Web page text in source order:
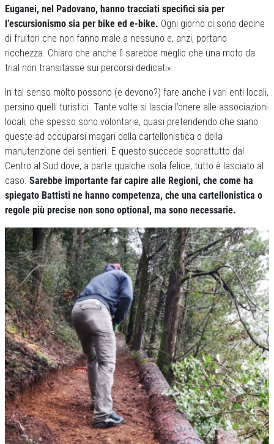
Euganei, nel Padovano, hanno tracciati specifici sia per
l’escursionismo sia per bike ed e-bike. Ogni giorno ci sono decine
di fruitori che non fanno male a nessuno e, anzi, portano
ricchezza. Chiaro che anche lì sarebbe meglio che una moto da
trial non transitasse sui percorsi dedicati».
In tal senso molto possono (e devono?) fare anche i vari enti locali,
persino quelli turistici. Tante volte si lascia l’onere alle associazioni
locali, che spesso sono volontarie, quasi pretendendo che siano
queste ad occuparsi magari della cartellonistica o della
manutenzione dei sentieri. E questo succede soprattutto dal
Centro al Sud dove, a parte qualche isola felice, tutto è lasciato al
caso. Sarebbe importante far capire alle Regioni, che come ha
spiegato Battisti ne hanno competenza, che una cartellonistica o
regole più precise non sono optional, ma sono necessarie.